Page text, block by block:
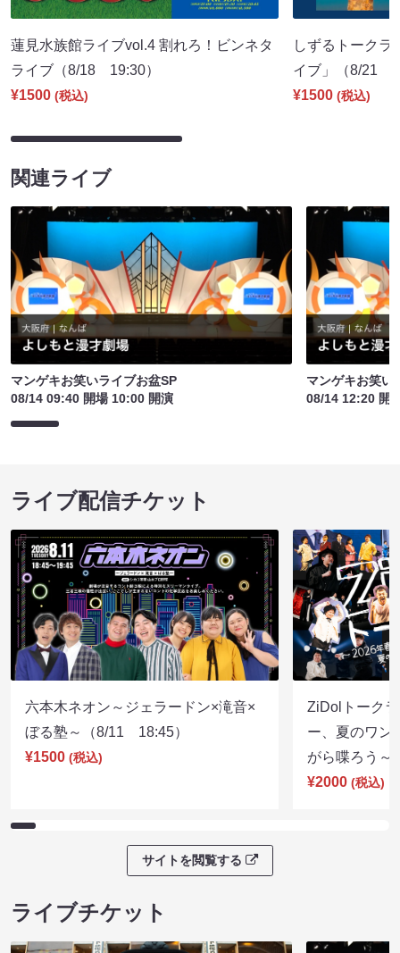
蓮見水族館ライブvol.4 割れろ！ビンネタ
ライブ（8/18 19:30）
¥1500 (税込)
しずるトークラ
イブ」（8/21
¥1500 (税込)
関連ライブ
マンゲキお笑いライブお盆SP
08/14 09:40 開場 10:00 開演
マンゲキお笑い
08/14 12:20 開
ライブ配信チケット
六本木ネオン～ジェラードン×滝音×
ぼる塾～（8/11 18:45）
¥1500 (税込)
ZiDolトーク
ー、夏のワン
がら喋ろう
¥2000 (税込)
サイトを閲覧する
ライブチケット